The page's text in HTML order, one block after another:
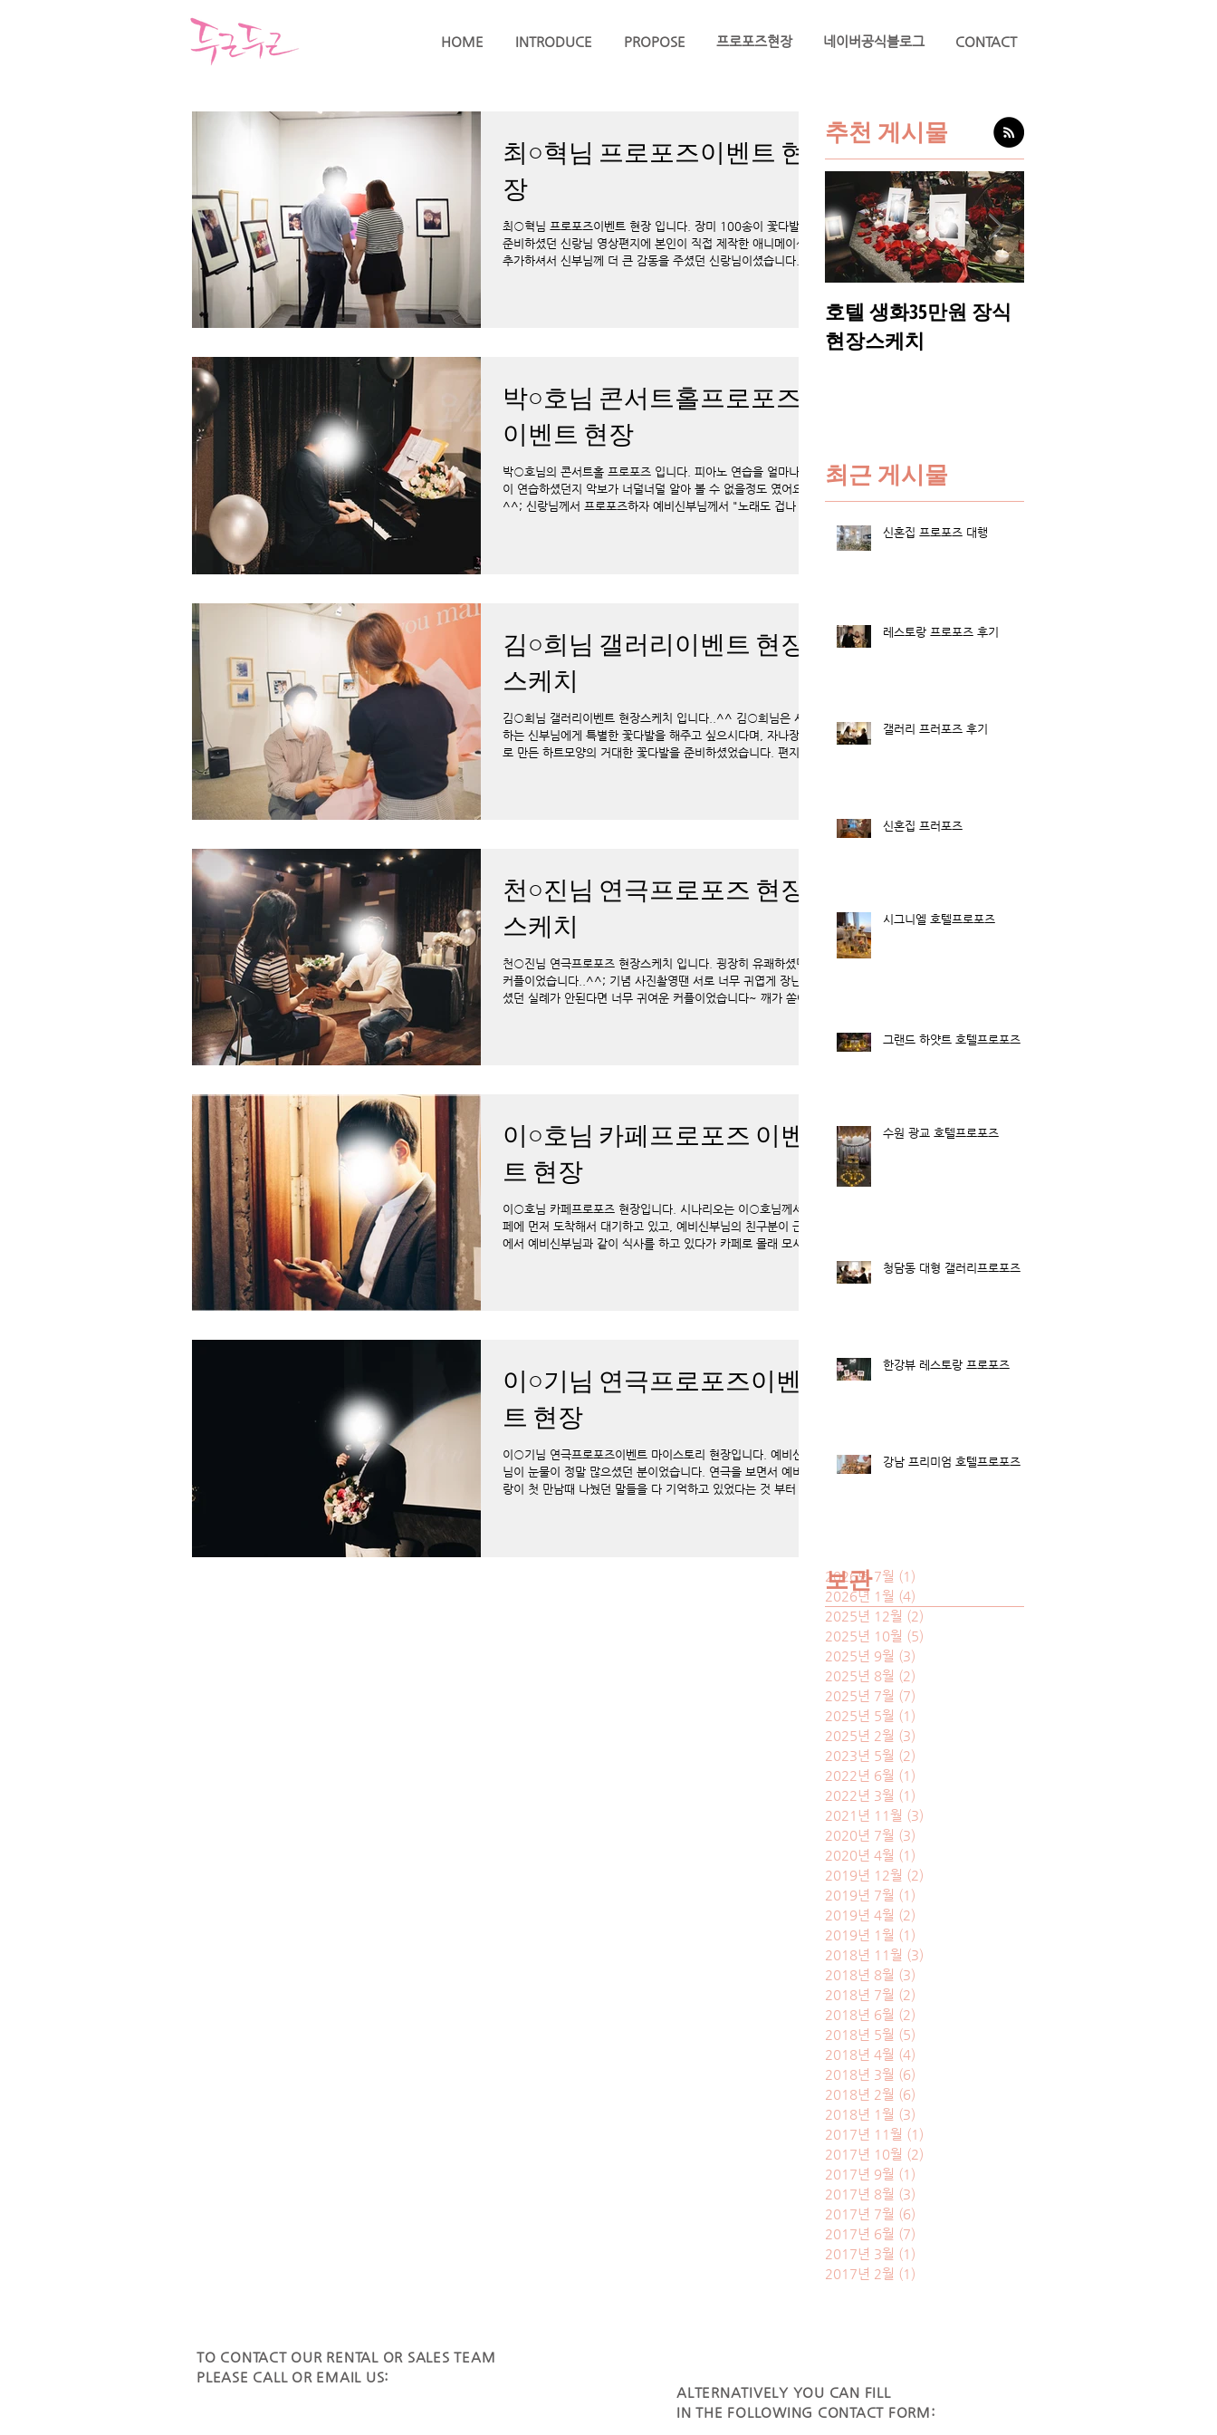
HOME INTRODUCE PROPOSE 프로포즈현장 네이버공식블로그 CONTACT
최○혁님 프로포즈이벤트 현
장
최○혁님 프로포즈이벤트 현장 입니다. 장미 100송이 꽃다발을
준비하셨던 신랑님 영상편지에 본인이 직접 제작한 애니메이션을
추가하셔서 신부님께 더 큰 감동을 주셨던 신랑님이셨습니다..^^
박○호님 콘서트홀프로포즈
이벤트 현장
박○호님의 콘서트홀 프로포즈 입니다. 피아노 연습을 얼마나 많
이 연습하셨던지 악보가 너덜너덜 알아 볼 수 없을정도 였어요
^^; 신랑님께서 프로포즈하자 예비신부님께서 "노래도 겁나 못
김○희님 갤러리이벤트 현장
스케치
김○희님 갤러리이벤트 현장스케치 입니다..^^ 김○희님은 사랑
하는 신부님에게 특별한 꽃다발을 해주고 싶으시다며, 자나장미
로 만든 하트모양의 거대한 꽃다발을 준비하셨었습니다. 편지도
천○진님 연극프로포즈 현장
스케치
천○진님 연극프로포즈 현장스케치 입니다. 굉장히 유쾌하셨던
커플이었습니다..^^; 기념 사진촬영땐 서로 너무 귀엽게 장난치
셨던 실례가 안된다면 너무 귀여운 커플이었습니다~ 깨가 쏟아지
이○호님 카페프로포즈 이벤
트 현장
이○호님 카페프로포즈 현장입니다. 시나리오는 이○호님께서 카
페에 먼저 도착해서 대기하고 있고, 예비신부님의 친구분이 근처
에서 예비신부님과 같이 식사를 하고 있다가 카페로 몰래 모시고
이○기님 연극프로포즈이벤
트 현장
이○기님 연극프로포즈이벤트 마이스토리 현장입니다. 예비신부
님이 눈물이 정말 많으셨던 분이었습니다. 연극을 보면서 예비신
랑이 첫 만남때 나눴던 말들을 다 기억하고 있었다는 것 부터 눈
추천 게시물
호텔 생화35만원 장식
현장스케치
최근 게시물
신혼집 프로포즈 대행
레스토랑 프로포즈 후기
갤러리 프러포즈 후기
신혼집 프러포즈
시그니엘 호텔프로포즈
그랜드 하얏트 호텔프로포즈
수원 광교 호텔프로포즈
청담동 대형 갤러리프로포즈
한강뷰 레스토랑 프로포즈
강남 프리미엄 호텔프로포즈
2026년 7월 (1)
2026년 1월 (4)
2025년 12월 (2)
2025년 10월 (5)
2025년 9월 (3)
2025년 8월 (2)
2025년 7월 (7)
2025년 5월 (1)
2025년 2월 (3)
2023년 5월 (2)
2022년 6월 (1)
2022년 3월 (1)
2021년 11월 (3)
2020년 7월 (3)
2020년 4월 (1)
2019년 12월 (2)
2019년 7월 (1)
2019년 4월 (2)
2019년 1월 (1)
2018년 11월 (3)
2018년 8월 (3)
2018년 7월 (2)
2018년 6월 (2)
2018년 5월 (5)
2018년 4월 (4)
2018년 3월 (6)
2018년 2월 (6)
2018년 1월 (3)
2017년 11월 (1)
2017년 10월 (2)
2017년 9월 (1)
2017년 8월 (3)
2017년 7월 (6)
2017년 6월 (7)
2017년 3월 (1)
2017년 2월 (1)
보관
TO CONTACT OUR RENTAL OR SALES TEAM
PLEASE CALL OR EMAIL US:
ALTERNATIVELY YOU CAN FILL
IN THE FOLLOWING CONTACT FORM: